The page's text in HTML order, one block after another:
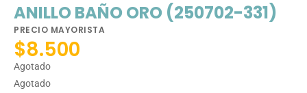
ANILLO BAÑO ORO (250702-331)
PRECIO MAYORISTA
$8.500
Agotado
Agotado